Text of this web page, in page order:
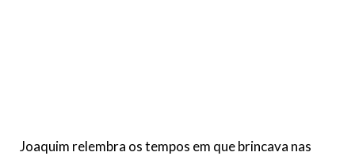
Joaquim relembra os tempos em que brincava nas